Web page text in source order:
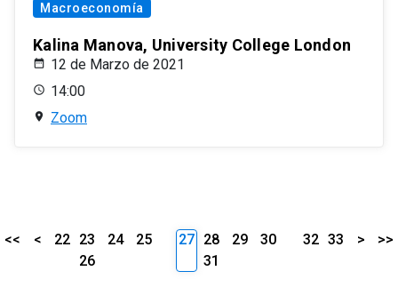
Macroeconomía
Kalina Manova, University College London
12 de Marzo de 2021
14:00
Zoom
<< < 22 23 24
25
26
27 28 29
30
31
32 33 > >>